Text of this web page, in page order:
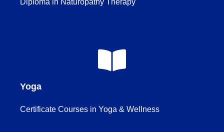
Diploma in Naturopathy Therapy
Yoga
Certificate Courses in Yoga & Wellness